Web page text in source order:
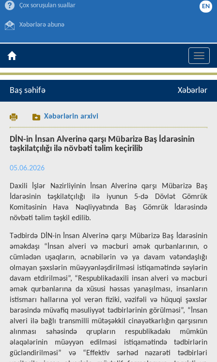
Çox soruşulan suallar
Xəbərlərə abunə
EN
Toggle
Baş səhifə Xəbərlər
Xəbərlərin arxivi
DİN-in İnsan Alverinə qarşı Mübarizə Baş İdarəsinin
təşkilatçılığı ilə növbəti təlim keçirilib
05.06.2026
Daxili İşlər Nazirliyinin İnsan Alverinə qarşı Mübarizə Baş
İdarəsinin təşkilatçılığı ilə iyunun 5-də Dövlət Gömrük
Komitəsinin Hava Nəqliyyatında Baş Gömrük İdarəsində
növbəti təlim təşkil edilib.
Tədbirdə DİN-in İnsan Alverinə qarşı Mübarizə Baş İdarəsinin
əməkdaşı “İnsan alveri və məcburi əmək qurbanlarının, o
cümlədən uşaqların, əcnəbilərin və ya davam vətəndaşlığı
olmayan şəxslərin müəyyənləşdirilməsi istiqamətində səylərin
davam etdirilməsi”, “Respublikadaxili insan alveri və məcburi
əmək qurbanlarına da xüsusi həssas yanaşılması, insanların
istismarı hallarına yol verən fiziki, vəzifəli və hüquqi şəxslər
barəsində müvafiq məsuliyyət tədbirlərinin görülməsi”, “İnsan
alveri ilə bağlı transmilli mütəşəkkil cinayətkarlığın qarşısının
alınması sahəsində qrupların respublikadakı mümkün
əlaqələrinin müəyyən edilməsi istiqamətində tədbirlərin
gücləndirilməsi” və “Effektiv sərhəd nəzarəti tədbirləri